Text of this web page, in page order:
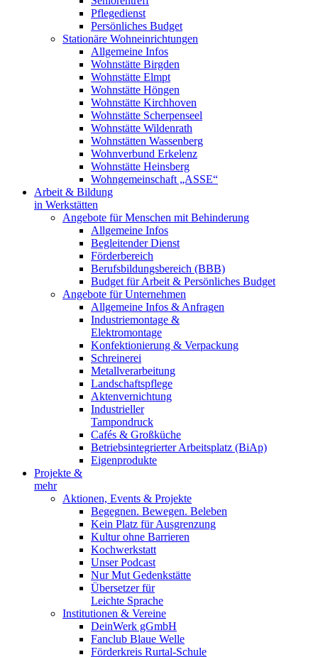
Pflegedienst
Persönliches Budget
Stationäre Wohneinrichtungen
Allgemeine Infos
Wohnstätte Birgden
Wohnstätte Elmpt
Wohnstätte Höngen
Wohnstätte Kirchhoven
Wohnstätte Scherpenseel
Wohnstätte Wildenrath
Wohnstätten Wassenberg
Wohnverbund Erkelenz
Wohnstätte Heinsberg
Wohngemeinschaft „ASSE“
Arbeit & Bildung
in Werkstätten
Angebote für Menschen mit Behinderung
Allgemeine Infos
Begleitender Dienst
Förderbereich
Berufsbildungsbereich (BBB)
Budget für Arbeit & Persönliches Budget
Angebote für Unternehmen
Allgemeine Infos & Anfragen
Industriemontage &
Elektromontage
Konfektionierung & Verpackung
Schreinerei
Metallverarbeitung
Landschaftspflege
Aktenvernichtung
Industrieller
Tampondruck
Cafés & Großküche
Betriebsintegrierter Arbeitsplatz (BiAp)
Eigenprodukte
Projekte &
mehr
Aktionen, Events & Projekte
Begegnen. Bewegen. Beleben
Kein Platz für Ausgrenzung
Kultur ohne Barrieren
Kochwerkstatt
Unser Podcast
Nur Mut Gedenkstätte
Übersetzer für
Leichte Sprache
Institutionen & Vereine
DeinWerk gGmbH
Fanclub Blaue Welle
Förderkreis Rurtal-Schule